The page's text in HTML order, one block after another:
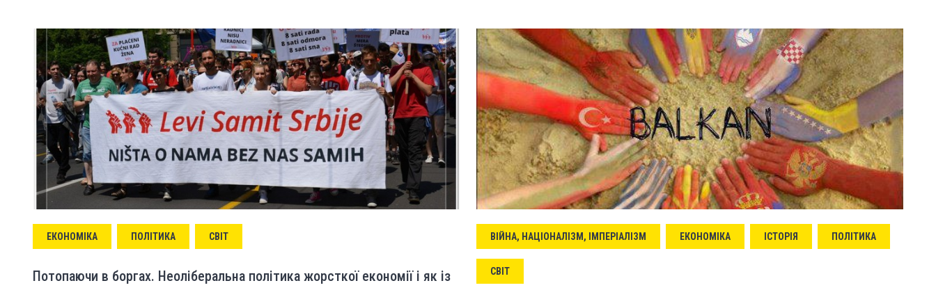
ЕКОНОМІКА ПОЛІТИКА СВІТ
Потопаючи в боргах. Неоліберальна політика жорсткої економії і як із
ВІЙНА, НАЦІОНАЛІЗМ, ІМПЕРІАЛІЗМ ЕКОНОМІКА ІСТОРІЯ ПОЛІТИКА
СВІТ